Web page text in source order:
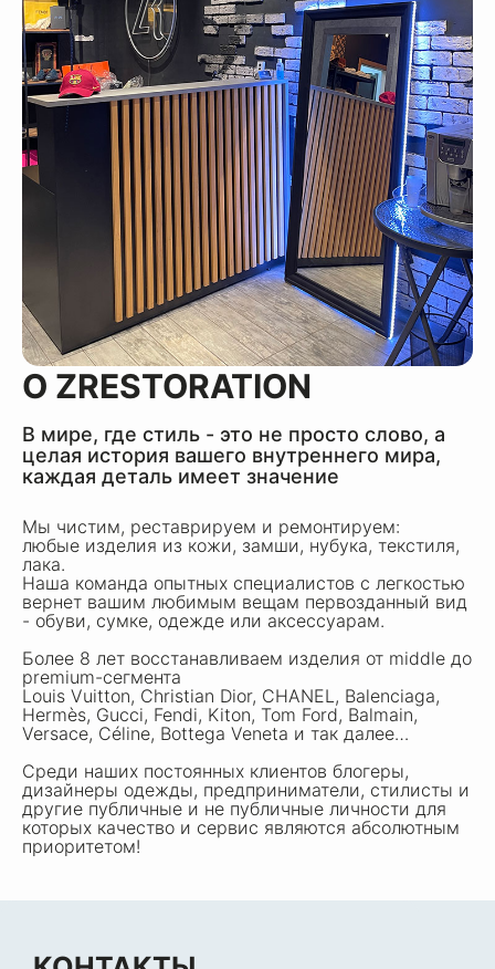
О ZRESTORATION
В мире, где стиль - это не просто слово, а
целая история вашего внутреннего мира,
каждая деталь имеет значение
Мы чистим, реставрируем и ремонтируем:
любые изделия из кожи, замши, нубука, текстиля,
лака.
Наша команда опытных специалистов с легкостью
вернет вашим любимым вещам первозданный вид
- обуви, сумке, одежде или аксессуарам.
Более 8 лет восстанавливаем изделия от middle до
premium-сегмента
Louis Vuitton, Christian Dior, CHANEL, Balenciaga,
Hermès, Gucci, Fendi, Kiton, Tom Ford, Balmain,
Versace, Céline, Bottega Veneta и так далее…
Среди наших постоянных клиентов блогеры,
дизайнеры одежды, предприниматели, стилисты и
другие публичные и не публичные личности для
которых качество и сервис являются абсолютным
приоритетом!